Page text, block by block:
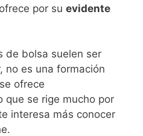
por su evidente
de bolsa suelen ser
no es una formación
ofrece
que se rige mucho por
interesa más conocer